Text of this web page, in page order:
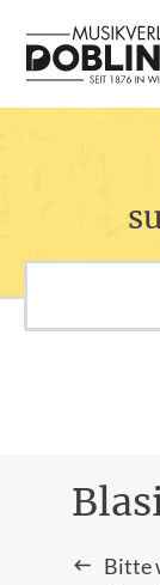
Bitte